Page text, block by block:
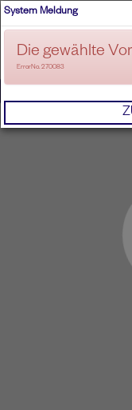
System Meldung
Die gewählte
ErrorNo. 270083